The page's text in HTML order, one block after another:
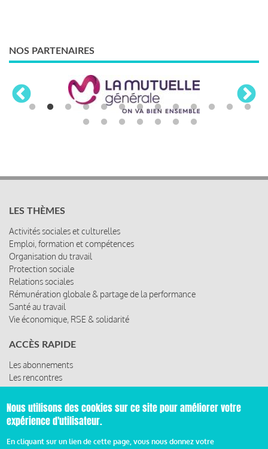
NOS PARTENAIRES
LES THÈMES
Activités sociales et culturelles
Emploi, formation et compétences
Organisation du travail
Protection sociale
Relations sociales
Rémunération globale & partage de la performance
Santé au travail
Vie économique, RSE & solidarité
ACCÈS RAPIDE
Les abonnements
Les rencontres
Les ressources
© 2019 Miroir Social - Réalisé parCafffeine
Nous utilisons des cookies sur ce site pour améliorer votre
expérience d'utilisateur.
En cliquant sur un lien de cette page, vous nous donnez votre